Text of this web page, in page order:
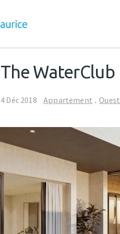
The WaterClub
4 Déc 2018 Appartement . Ouest